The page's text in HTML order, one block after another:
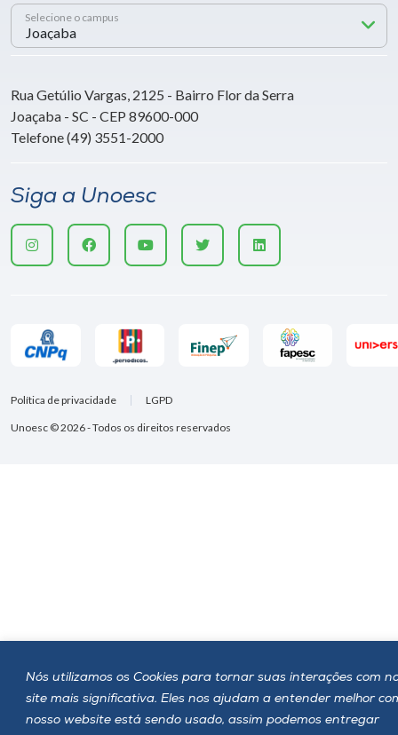
Nós utilizamos os Cookies para tornar suas interações com
site mais significativa. Eles nos ajudam a entender melhor
nosso website está sendo usado, assim podemos entregar
Selecione o campus
Rua Getúlio Vargas, 2125 - Bairro Flor da Serra
Joaçaba - SC - CEP 89600-000
Telefone (49) 3551-2000
Siga a Unoesc
Unoesc © 2026 - Todos os direitos reservados
Política de privacidade LGPD